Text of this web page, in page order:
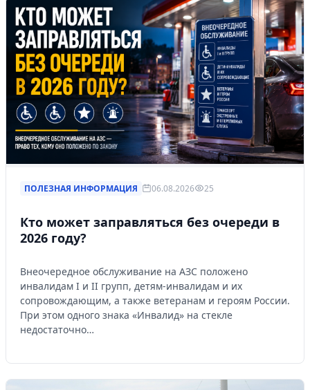
ПОЛЕЗНАЯ ИНФОРМАЦИЯ 06.08.2026 25
Кто может заправляться без очереди в
2026 году?
Внеочередное обслуживание на АЗС положено
инвалидам I и II групп, детям-инвалидам и их
сопровождающим, а также ветеранам и героям России.
При этом одного знака «Инвалид» на стекле
недостаточно…